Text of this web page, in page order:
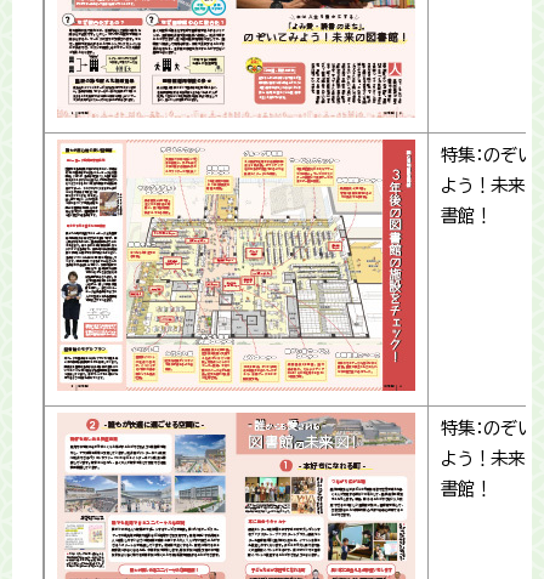
特集：のぞい
よう！未来
書館！
特集：のぞい
よう！未来
書館！